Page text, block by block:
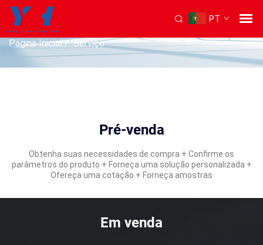
PT
SERVIÇO
Página Inicial/Serviço
Pré-venda
Obtenha suas necessidades de compra + Confirme os
parâmetros do produto + Forneça uma solução personalizada +
Ofereça uma cotação + Forneça amostras
Em venda